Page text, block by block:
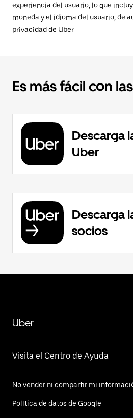
experiencia del usuario, lo que
moneda y el idioma del usuario, de
privacidad de Uber.
Es más fácil con
Descarga
Uber
Descarga
socios
Uber
Visita el Centro de Ayuda
No vender ni compartir mi
Política de datos de Google